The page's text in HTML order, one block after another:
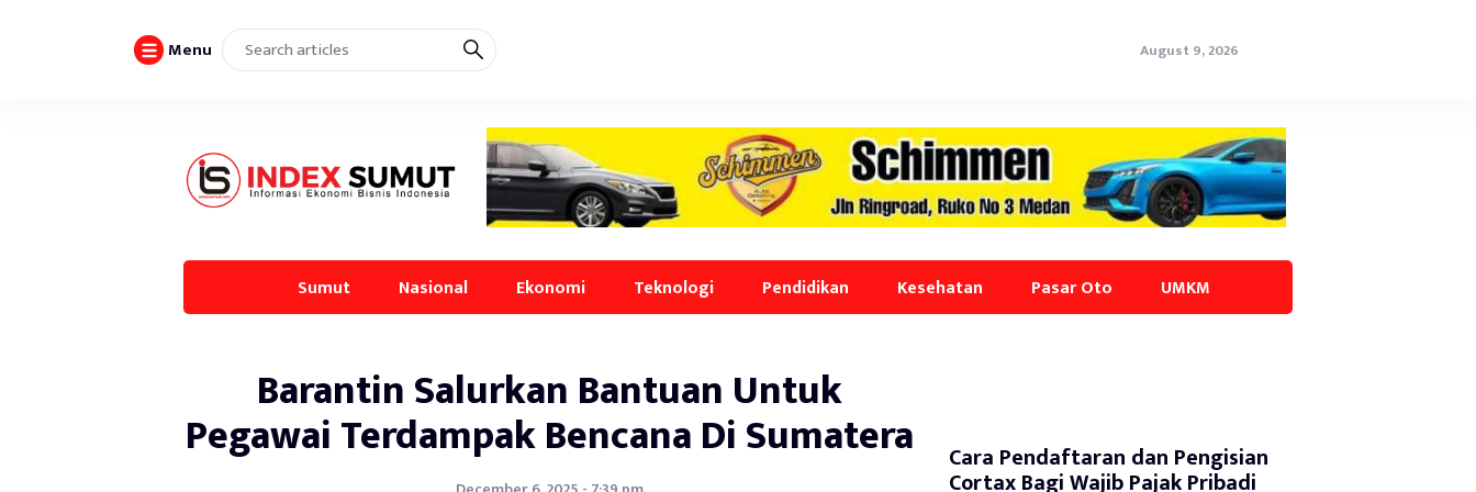
Menu August 9, 2026
Sumut Nasional Ekonomi Teknologi Pendidikan Kesehatan Pasar Oto UMKM
Barantin Salurkan Bantuan Untuk
Pegawai Terdampak Bencana Di Sumatera Cara Pendaftaran dan Pengisian
Cortax Bagi Wajib Pajak Pribadi